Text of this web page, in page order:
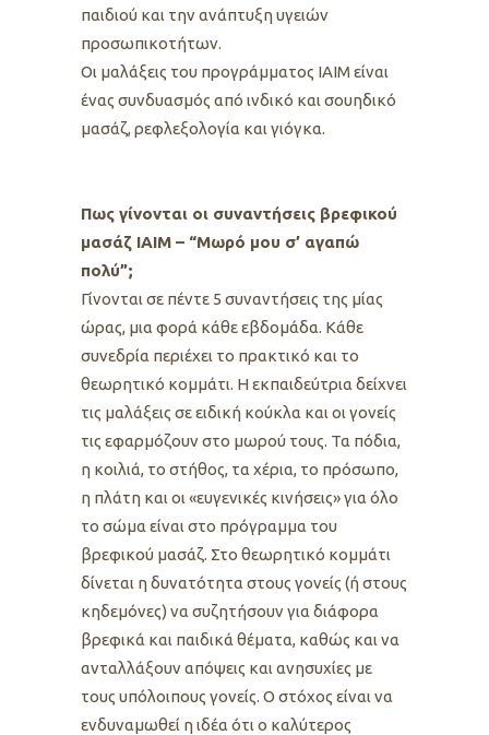
παιδιού και την ανάπτυξη υγειών
προσωπικοτήτων.
Οι μαλάξεις του προγράμματος ΙΑΙΜ είναι
ένας συνδυασμός από ινδικό και σουηδικό
μασάζ, ρεφλεξολογία και γιόγκα.
Πως γίνονται οι συναντήσεις βρεφικού
μασάζ ΙΑΙΜ – “Μωρό μου σ’ αγαπώ
πολύ”;
Γίνονται σε πέντε 5 συναντήσεις της μίας
ώρας, μια φορά κάθε εβδομάδα. Κάθε
συνεδρία περιέχει το πρακτικό και το
θεωρητικό κομμάτι. Η εκπαιδεύτρια δείχνει
τις μαλάξεις σε ειδική κούκλα και οι γονείς
τις εφαρμόζουν στο μωρού τους. Τα πόδια,
η κοιλιά, το στήθος, τα χέρια, το πρόσωπο,
η πλάτη και οι «ευγενικές κινήσεις» για όλο
το σώμα είναι στο πρόγραμμα του
βρεφικού μασάζ. Στο θεωρητικό κομμάτι
δίνεται η δυνατότητα στους γονείς (ή στους
κηδεμόνες) να συζητήσουν για διάφορα
βρεφικά και παιδικά θέματα, καθώς και να
ανταλλάξουν απόψεις και ανησυχίες με
τους υπόλοιπους γονείς. Ο στόχος είναι να
ενδυναμωθεί η ιδέα ότι ο καλύτερος